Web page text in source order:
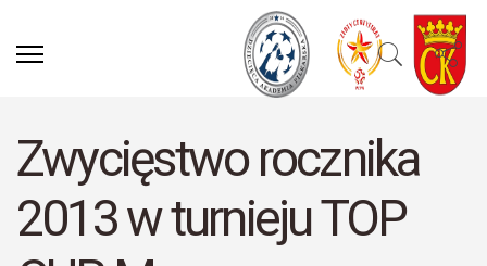
Zwycięstwo rocznika
2013 w turnieju TOP